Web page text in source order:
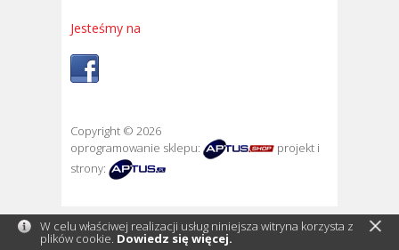
Jesteśmy na
Copyright © 2026
oprogramowanie sklepu:
projekt i
strony:
W celu właściwej realizacji usług niniejsza witryna korzysta z
plików cookie. Dowiedz się więcej.